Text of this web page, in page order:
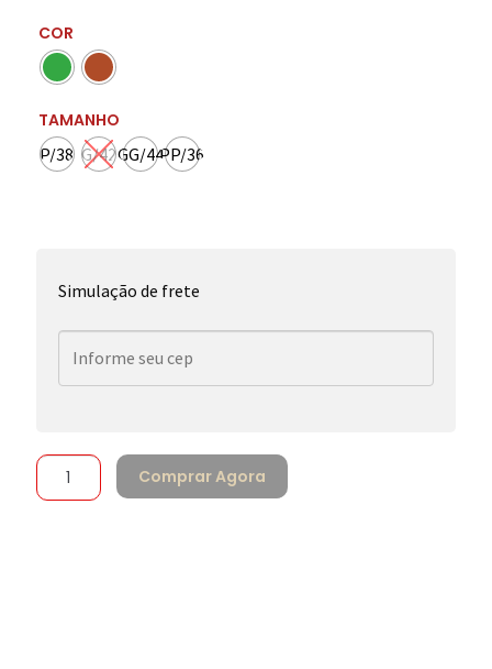
COR
TAMANHO
P/38 G/42GG/44PP/36
Simulação de frete
Comprar Agora